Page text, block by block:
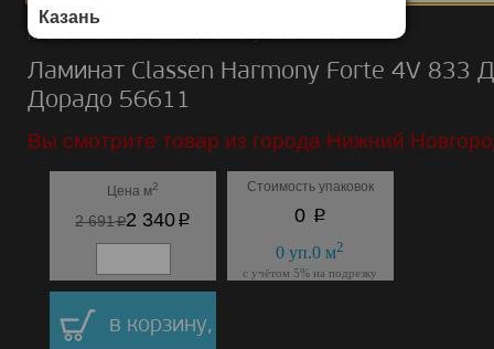
Казань
Каталог/Ламинат/Classen/Harmony Forte 4V 833
Ламинат Classen Harmony Forte 4V 833
Дорадо 56611
Вы смотрите товар из города Нижний
Цена м2
2 691p2 340p
Стоимость упаковок
0 p
0 уп.0 м2
с учётом 5% на подрезку
в корзину,